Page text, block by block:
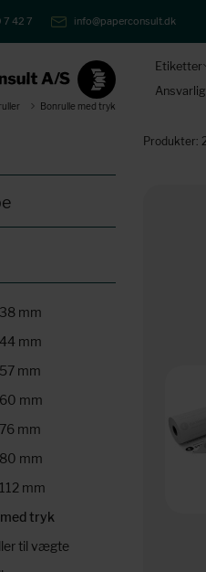
7 42 7 info@paperconsult.dk
Etiketter
Bonrulle med tryk
mm
mm
mm
mm
mm
mm
mm
tryk
til vægte
Produkter: 2